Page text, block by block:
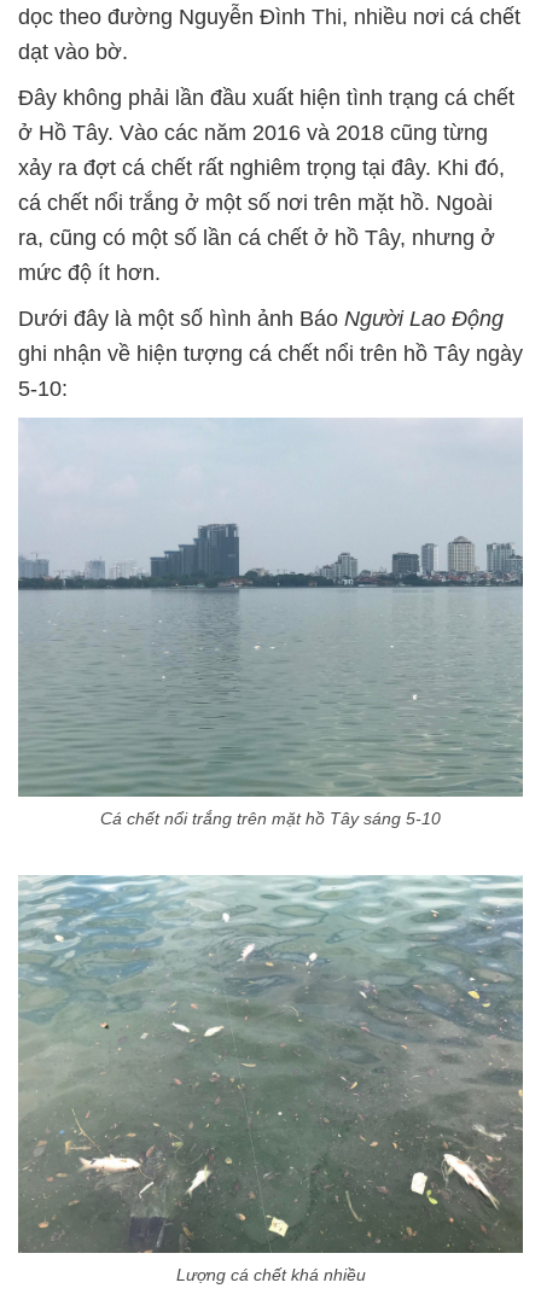
dọc theo đường Nguyễn Đình Thi, nhiều nơi cá chết
dạt vào bờ.
Đây không phải lần đầu xuất hiện tình trạng cá chết
ở Hồ Tây. Vào các năm 2016 và 2018 cũng từng
xảy ra đợt cá chết rất nghiêm trọng tại đây. Khi đó,
cá chết nổi trắng ở một số nơi trên mặt hồ. Ngoài
ra, cũng có một số lần cá chết ở hồ Tây, nhưng ở
mức độ ít hơn.
Dưới đây là một số hình ảnh Báo Người Lao Động
ghi nhận về hiện tượng cá chết nổi trên hồ Tây ngày
5-10:
Cá chết nổi trắng trên mặt hồ Tây sáng 5-10
Lượng cá chết khá nhiều